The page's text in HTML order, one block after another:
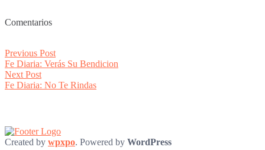
Comentarios
Post
navigation
Previous PostPrevious
post:
Fe Diaria: Verás Su Bendicion
Next PostNext
post:
Fe Diaria: No Te Rindas
Created by wpxpo. Powered by WordPress